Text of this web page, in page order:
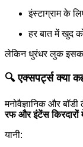
इंस्टाग्राम के
हर बात में खुद
लेकिन धुरंधर लुक
🔍 एक्सपर्ट्स क्या
मनोवैज्ञानिक और
रफ और इंटेंस
यानी: